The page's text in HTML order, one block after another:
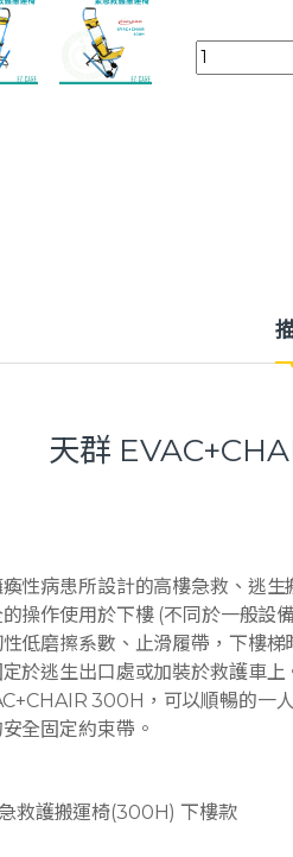
天群
天群
性病患所設計的高樓急救、逃生
操作使用於下樓 (不同於一般設
低磨擦系數、止滑履帶，下樓梯
於逃生出口處或加裝於救護車上
300H，可以順暢的一
全固定約束帶。
救護搬運椅(300H) 下樓款